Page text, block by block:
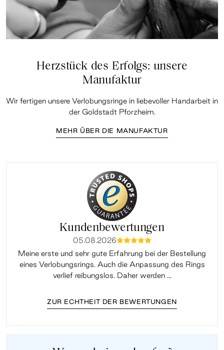
Herzstück des Erfolgs: unsere
Manufaktur
Wir fertigen unsere Verlobungsringe in liebevoller Handarbeit in
der Goldstadt Pforzheim.
MEHR ÜBER DIE MANUFAKTUR
Kundenbewertungen
05.08.2026mmmmm
Meine erste und sehr gute Erfahrung bei der Bestellung
eines Verlobungsrings. Auch die Anpassung des Rings
verlief reibungslos. Daher werden ...
ZUR ECHTHEIT DER BEWERTUNGEN